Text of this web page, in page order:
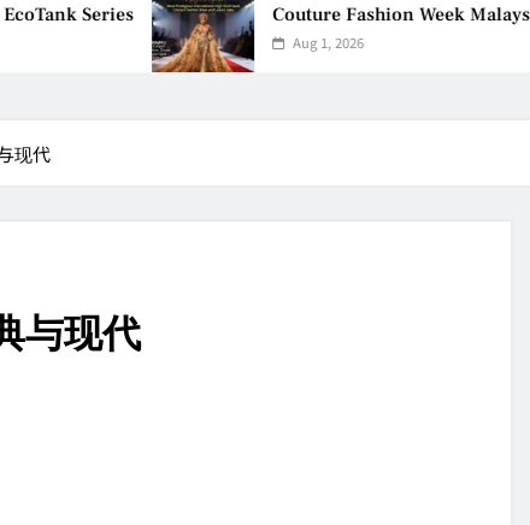
Series Couture Fashion Week Malaysia
Aug 1, 2026
现代
与现代